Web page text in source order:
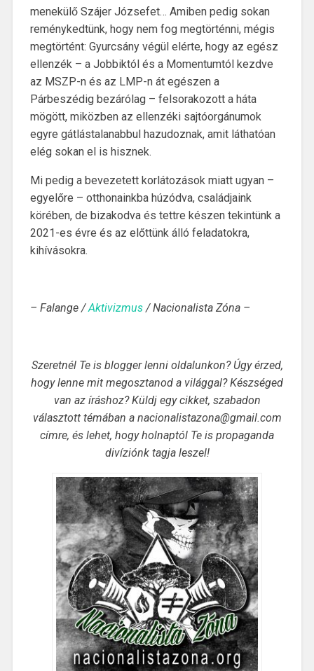
menekülő Szájer Józsefet… Amiben pedig sokan
reménykedtünk, hogy nem fog megtörténni, mégis
megtörtént: Gyurcsány végül elérte, hogy az egész
ellenzék – a Jobbiktól és a Momentumtól kezdve
az MSZP-n és az LMP-n át egészen a
Párbeszédig bezárólag – felsorakozott a háta
mögött, miközben az ellenzéki sajtóorgánumok
egyre gátlástalanabbul hazudoznak, amit láthatóan
elég sokan el is hisznek.
Mi pedig a bevezetett korlátozások miatt ugyan –
egyelőre – otthonainkba húzódva, családjaink
körében, de bizakodva és tettre készen tekintünk a
2021-es évre és az előttünk álló feladatokra,
kihívásokra.
– Falange /Aktivizmus/ Nacionalista Zóna –
Szeretnél Te is blogger lenni oldalunkon? Úgy érzed,
hogy lenne mit megosztanod a világgal? Készséged
van az íráshoz? Küldj egy cikket, szabadon
választott témában a nacionalistazona@gmail.com
címre, és lehet, hogy holnaptól Te is propaganda
divíziónk tagja leszel!